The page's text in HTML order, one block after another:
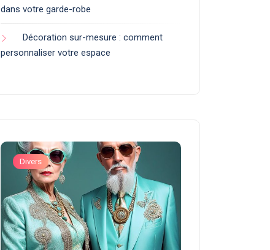
dans votre garde-robe
Décoration sur-mesure : comment
personnaliser votre espace
Divers